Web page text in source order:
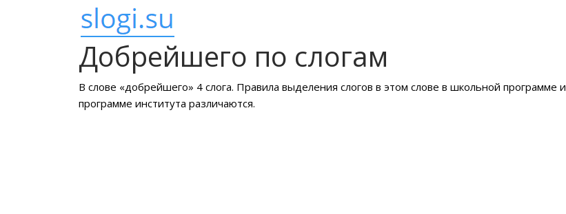
Добрейшего по слогам
В слове «добрейшего» 4 слога. Правила выделения слогов в этом слове в школьной программе и
программе института различаются.